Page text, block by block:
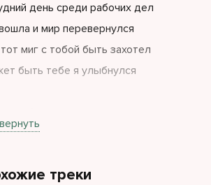
день среди рабочих дел
и мир перевернулся
миг с тобой быть захотел
быть тебе я улыбнулся
вконтакте написала
моей ещё не знала
треки